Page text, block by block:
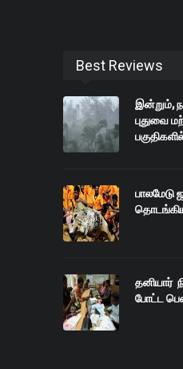
Best Reviews
இன்றும்,
புதுவை
பாலமேடு
தனியார்
போட்ட